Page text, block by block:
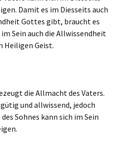
Damit es im Diesseits auch
Gottes gibt, braucht es
Sein auch die Allwissendheit
Heiligen Geist.
die Allmacht des Vaters.
und allwissend, jedoch
Sohnes kann sich im Sein